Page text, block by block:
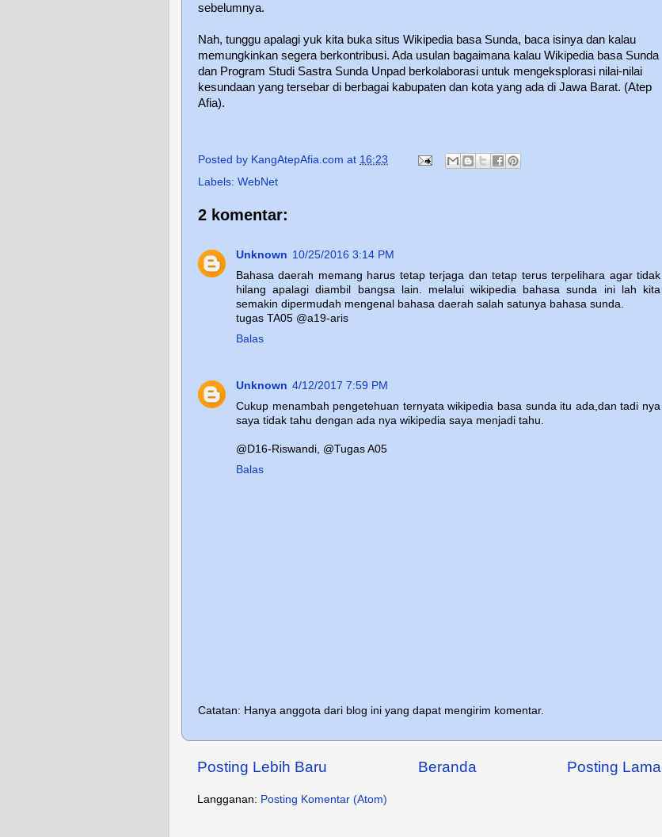
sebelumnya.
Nah, tunggu apalagi yuk kita buka situs Wikipedia basa Sunda, baca isinya dan kalau
memungkinkan segera berkontribusi. Ada usulan bagaimana kalau Wikipedia basa Sunda
dan Program Studi Sastra Sunda Unpad berkolaborasi untuk mengeksplorasi nilai-nilai
kesundaan yang tersebar di berbagai kabupaten dan kota yang ada di Jawa Barat. (Atep
Afia).
Posted by KangAtepAfia.com at 16:23
Labels: WebNet
2 komentar:
Unknown 10/25/2016 3:14 PM
Bahasa daerah memang harus tetap terjaga dan tetap terus terpelihara agar tidak
hilang apalagi diambil bangsa lain. melalui wikipedia bahasa sunda ini lah kita
semakin dipermudah mengenal bahasa daerah salah satunya bahasa sunda.
tugas TA05 @a19-aris
Balas
Unknown 4/12/2017 7:59 PM
Cukup menambah pengetehuan ternyata wikipedia basa sunda itu ada,dan tadi nya
saya tidak tahu dengan ada nya wikipedia saya menjadi tahu.
@D16-Riswandi, @Tugas A05
Balas
Catatan: Hanya anggota dari blog ini yang dapat mengirim komentar.
Posting Lebih Baru Posting Lama
Beranda
Langganan: Posting Komentar (Atom)